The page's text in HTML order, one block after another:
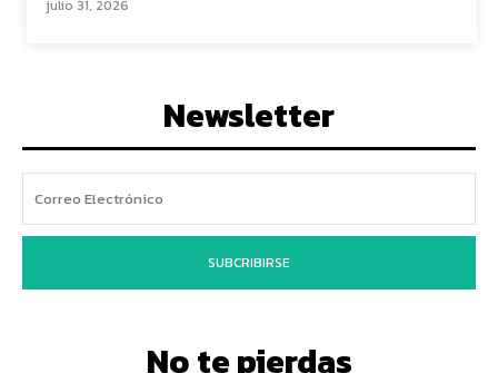
julio 31, 2026
Newsletter
SUBCRIBIRSE
No te pierdas